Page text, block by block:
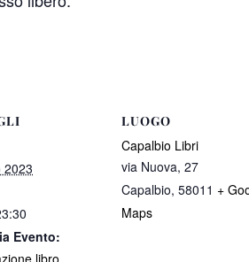
2023
Evento:
LUOGO
Capalbio Libri
via Nuova, 27
Capalbio, 58011 +
Maps